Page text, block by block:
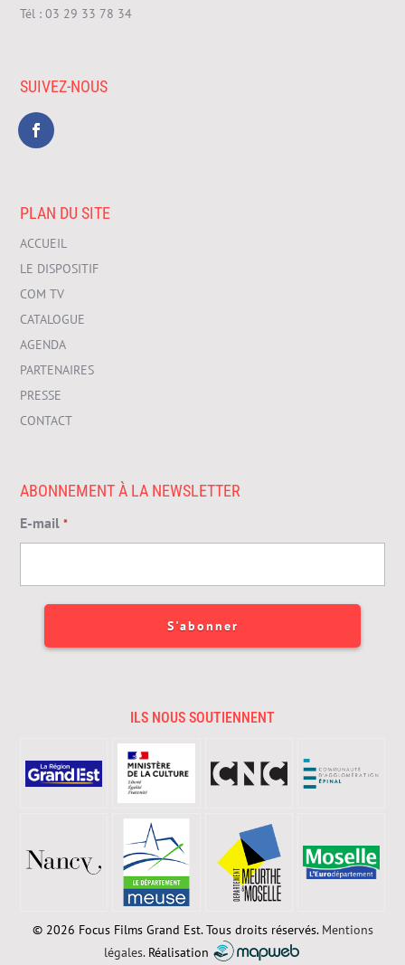
Tél :03 29 33 78 34
SUIVEZ-NOUS
PLAN DU SITE
ACCUEIL
LE DISPOSITIF
COM TV
CATALOGUE
AGENDA
PARTENAIRES
PRESSE
CONTACT
ABONNEMENT À LA NEWSLETTER
E-mail *
ILS NOUS SOUTIENNENT
© 2026 Focus Films Grand Est. Tous droits réservés. Mentions
légales.Réalisation